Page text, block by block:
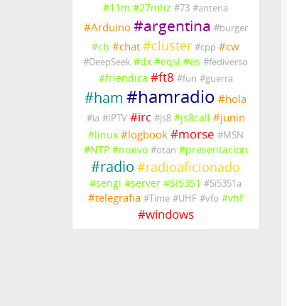
#11m #27mhz #73 #antena
#Arduino #argentina #burger
#cb #chat #cluster #cpp #cw
#DeepSeek #dx #eqsl #es #fediverso
#friendica #ft8 #fun #guerra
#ham #hamradio #hola
#ia #IPTV #irc #js8 #js8call #junin
#linux #logbook #morse #MSN
#NTP #nuevo #otan #presentacion
#radio #radioaficionado
#sengi #server #SI5351 #Si5351a
#telegrafia #Time #UHF #vfo #vhf
#windows